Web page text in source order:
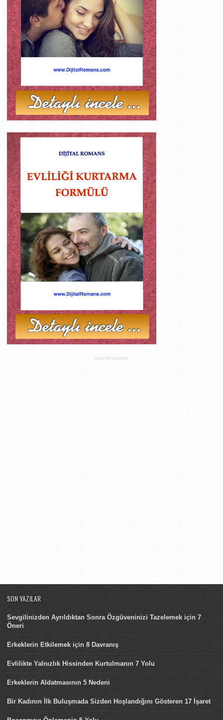
ADVERTISEMENT
SON YAZILAR
Sevgilinizden Ayrıldıktan Sonra Özgüveninizi Tazelemek için 7
Öneri
Erkeklerin Etkilemek için 8 Davranış
Evlilikte Yalnızlık Hissinden Kurtulmanın 7 Yolu
Erkeklerin Aldatmasının 5 Nedeni
Bir Kadının İlk Buluşmada Sizden Hoşlandığını Gösteren 17 İşaret